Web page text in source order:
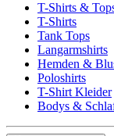
T-Shirts &
T-Shirts
Tank Tops
Langarmshirts
Hemden &
Poloshirts
T-Shirt Kleider
Bodys &